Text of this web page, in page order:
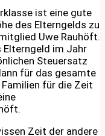
ist eine gute
des Elterngelds zu
Uwe Rauhöft.
Elterngeld im Jahr
Steuersatz
für das gesamte
für die Zeit
Zeit der andere